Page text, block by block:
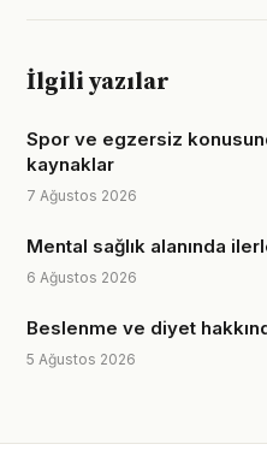
İlgili yazılar
Spor ve egzersiz
kaynaklar
7 Ağustos 2026
Mental sağlık alanında
6 Ağustos 2026
Beslenme ve diyet
5 Ağustos 2026